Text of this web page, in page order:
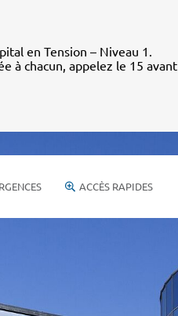
en Tension – Niveau 1.
à chacun, appelez le 15 avant
ACCÈS RAPIDES